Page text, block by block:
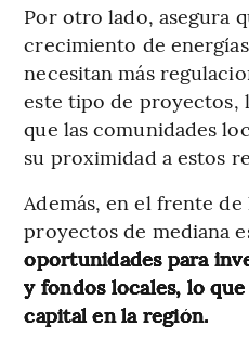
Por otro lado, asegura
crecimiento de
necesitan más
este tipo de proyectos,
que las comunidades
su proximidad a estos
Además, en el frente
proyectos de mediana
oportunidades para
y fondos locales, lo
capital en la región.